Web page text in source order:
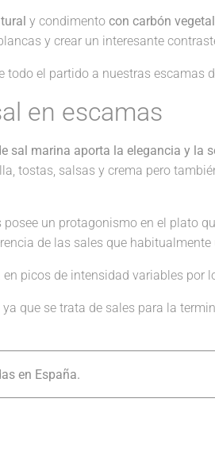
y condimento con carbón
y crear un interesante
el partido a nuestras escamas
en escamas
sal marina aporta la elegancia y
tostas, salsas y crema pero
un protagonismo en el plato
de las sales que
picos de intensidad variables
que se trata de sales para la
en España.